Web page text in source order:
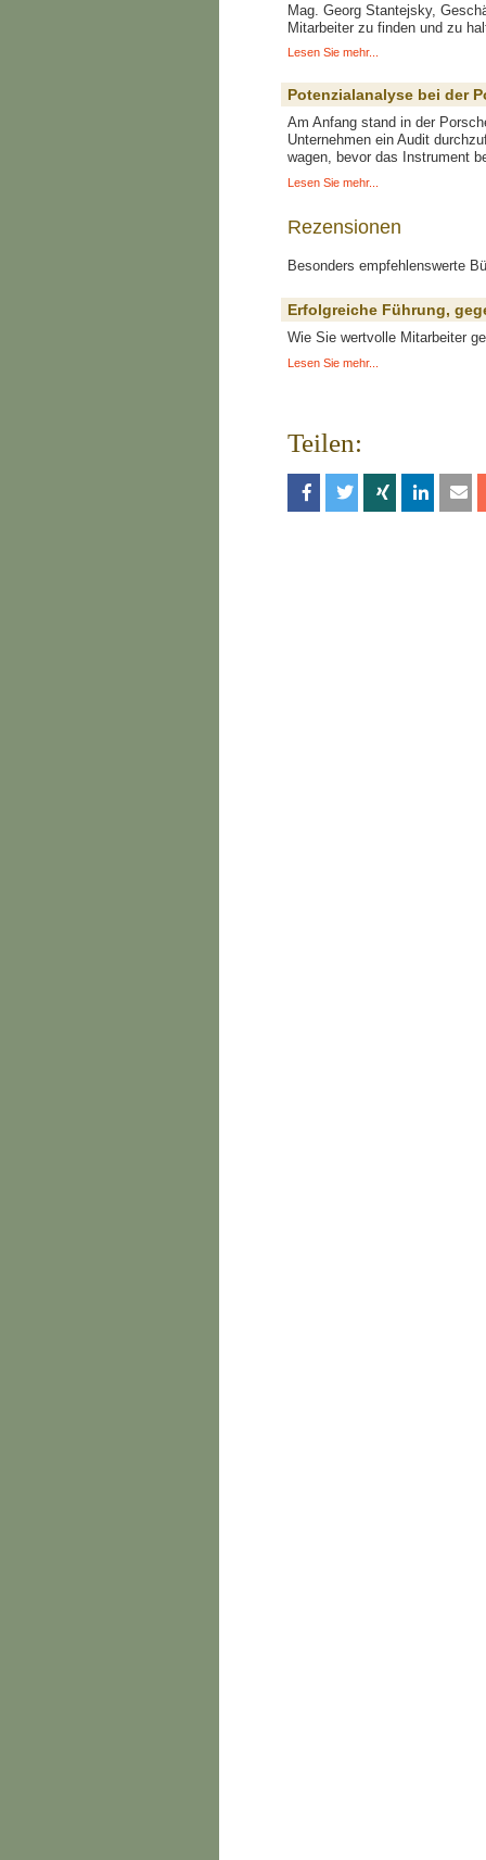
Mag. Georg Stantejsky,
Mitarbeiter zu finden und zu
Lesen Sie mehr...
Potenzialanalyse bei der
Am Anfang stand in der
Unternehmen ein Audit
wagen, bevor das Instrument
Lesen Sie mehr...
Rezensionen
Besonders empfehlenswerte
Erfolgreiche Führung,
Wie Sie wertvolle Mitarbeiter
Lesen Sie mehr...
Teilen: